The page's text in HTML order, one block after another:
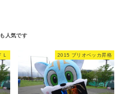
Ｌ 2015 ブリオベッカ昇格